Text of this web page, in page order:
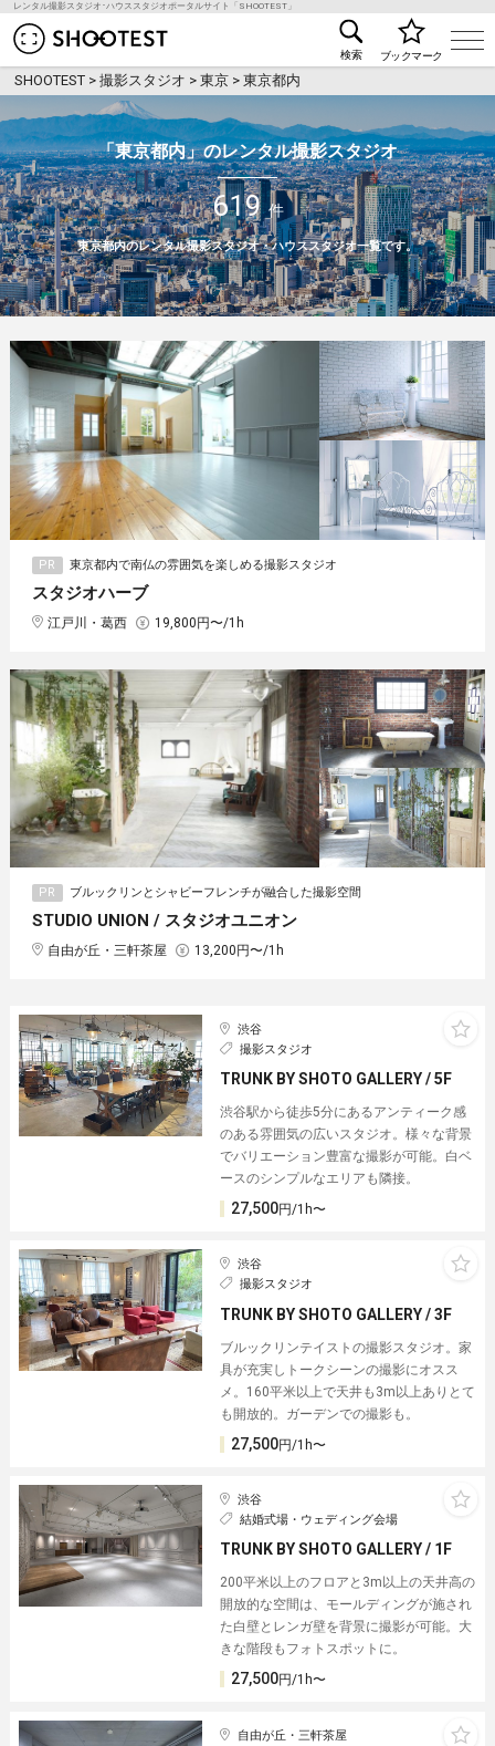
レンタル撮影スタジオ･ハウススタジオポータルサイト「SHOOTEST」
レンタル撮影スタジオ･ハウススタジオ検索の
検索 ブックマーク
SHOOTEST >撮影スタジオ >東京 >東京都内
「東京都内」のレンタル撮影スタジオ
619 件
東京都内のレンタル撮影スタジオ・ハウススタジオ一覧です。
PR 東京都内で南仏の雰囲気を楽しめる撮影スタジオ
スタジオハーブ
江戸川・葛西 19,800円〜/1h
PR ブルックリンとシャビーフレンチが融合した撮影空間
STUDIO UNION / スタジオユニオン
自由が丘・三軒茶屋 13,200円〜/1h
渋谷
撮影スタジオ
TRUNK BY SHOTO GALLERY / 5F
渋谷駅から徒歩5分にあるアンティーク感
のある雰囲気の広いスタジオ。様々な背景
でバリエーション豊富な撮影が可能。白ベ
ースのシンプルなエリアも隣接。
27,500円/1h〜
渋谷
撮影スタジオ
TRUNK BY SHOTO GALLERY / 3F
ブルックリンテイストの撮影スタジオ。家
具が充実しトークシーンの撮影にオスス
メ。160平米以上で天井も3m以上ありとて
も開放的。ガーデンでの撮影も。
27,500円/1h〜
渋谷
結婚式場・ウェディング会場
TRUNK BY SHOTO GALLERY / 1F
200平米以上のフロアと3m以上の天井高の
開放的な空間は、モールディングが施され
た白壁とレンガ壁を背景に撮影が可能。大
きな階段もフォトスポットに。
27,500円/1h〜
自由が丘・三軒茶屋